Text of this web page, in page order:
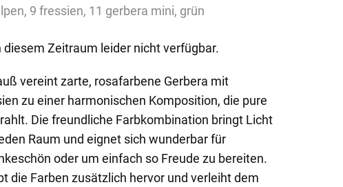
9 fressien, 11 gerbera mini, grün
diesem Zeitraum leider nicht verfügbar.
vereint zarte, rosafarbene Gerbera mit
zu einer harmonischen Komposition, die pure
Die freundliche Farbkombination bringt Licht
Raum und eignet sich wunderbar für
oder um einfach so Freude zu bereiten.
die Farben zusätzlich hervor und verleiht dem